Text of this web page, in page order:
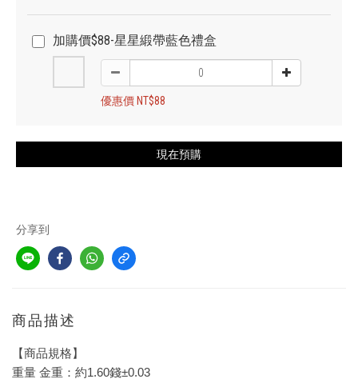
加購價$88-星星緞帶藍色禮盒
優惠價 NT$88
現在預購
分享到
商品描述
【商品規格】
重量 金重：約1.60錢±0.03